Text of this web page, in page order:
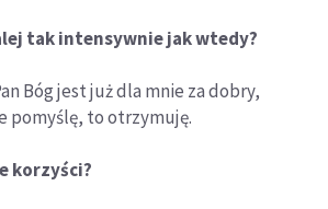
tak intensywnie jak wtedy?
Bóg jest już dla mnie za dobry,
pomyślę, to otrzymuję.
korzyści?